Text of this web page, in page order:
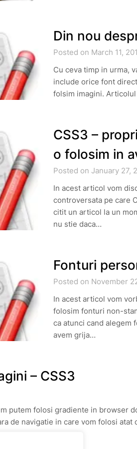
Din nou
Posted on March 11,
Cu ceva timp in urma,
include orice font
folsim imagini.
CSS3 –
o folosim in
Posted on January 27,
In acest articol vom
controversata pe care
citit un articol la un
nu stie daca…
Fonturi
Posted on November
In acest articol vom
folosim fonturi non-
ca atunci cand alegem
avem grija…
– CSS3
putem folosi gradiente in browser
de navigatie in care vom folosi